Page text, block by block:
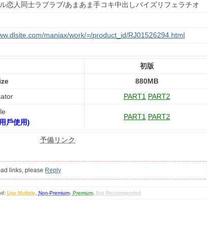
恋人同士ラブラブ/あまあま手コキ中出しパイズリフェラチオ
maniax/work/=/product_id/RJ01526294.html
初版
880MB
PART1 PART2
戶使用)
PART1 PART2
予備リンク
links, please Reply
Use Multiple Non-Premium, Premium, Not Recommended